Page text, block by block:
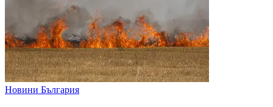
Новини България